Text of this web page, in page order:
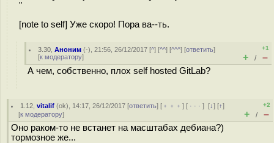
"
[note to self] Уже скоро! Пора ва--ть.
3.30 ,Аноним (-), 21:56, 26/12/2017 [^] [^^] [^^^] [ответить]
[к модератору]
+1
+ / –
А чем, собственно, плох self hosted GitLab?
1.12 ,vitalif (ok), 14:17, 26/12/2017 [ответить] [ ﹢﹢﹢] [ · · ·][↓] [↑]
[к модератору]
+2
+ / –
Оно раком-то не встанет на масштабах дебиана?)
тормозное же...